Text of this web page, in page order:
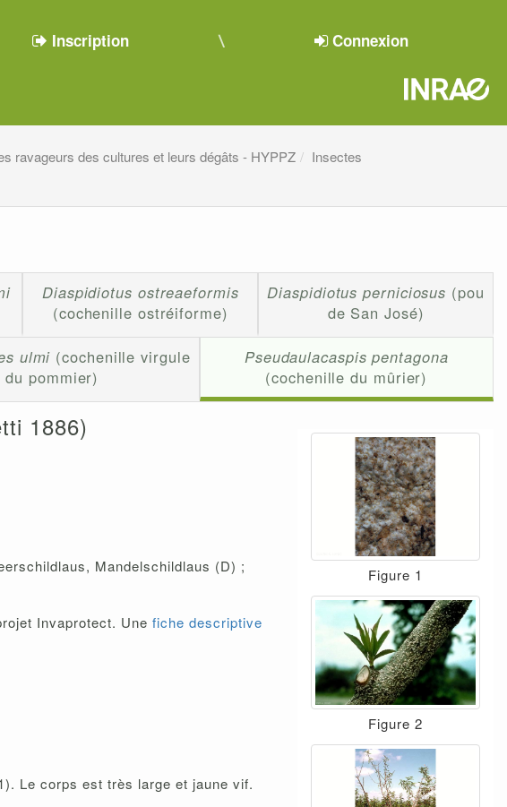
Inscription Connexion
ravageurs des cultures et leurs dégâts - HYPPZ
Insectes
Diaspidiotus ostreaeformis
(cochenille ostréiforme)
Diaspidiotus perniciosus (pou
de San José)
ulmi (cochenille virgule
du pommier)
Pseudaulacaspis pentagona
(cochenille du mûrier)
1886)
Mandelschildlaus (D) ;
Invaprotect. Une fiche descriptive
Le corps est très large et jaune vif.
Figure 1
Figure 2